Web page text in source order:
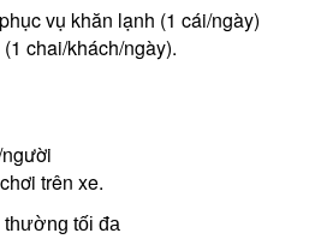
vụ khăn lạnh (1 cái/ngày)
chai/khách/ngày).
trên xe.
tối đa